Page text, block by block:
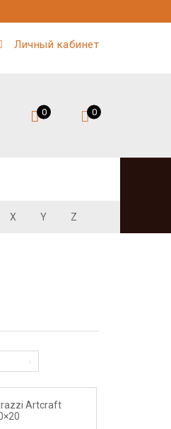
Личный кабинет
0 0
X Y Z